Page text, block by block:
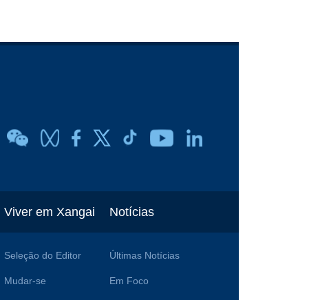
Viver em Xangai
Seleção do Editor
Mudar-se
Notícias
Últimas Notícias
Em Foco